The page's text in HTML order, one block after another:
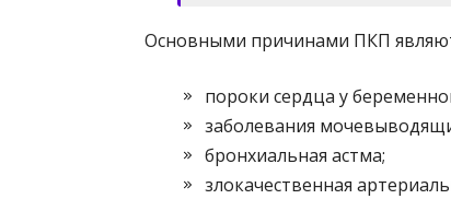
Основными причинами ПКП
пороки сердца у
заболевания
бронхиальная астма;
злокачественная